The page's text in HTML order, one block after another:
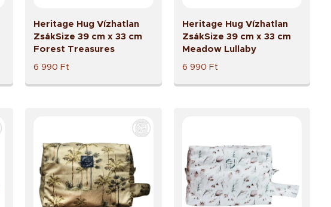
Heritage Hug Vízhatlan
ZsákSize 39 cm x 33 cm
Forest Treasures
6 990 Ft
Heritage Hug Vízhatlan
ZsákSize 39 cm x 33 cm
Meadow Lullaby
6 990 Ft